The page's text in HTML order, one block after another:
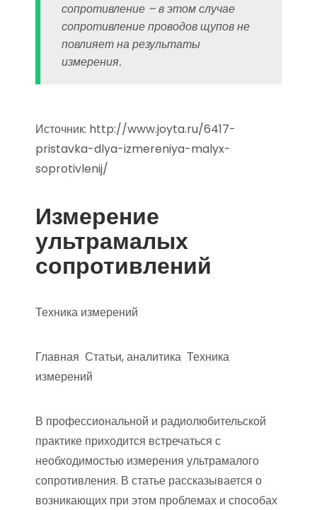
сопротивление – в этом случае
сопротивление проводов щупов не
повлияет на результаты
измерения.
Источник: http://www.joyta.ru/6417-
pristavka-dlya-izmereniya-malyx-
soprotivlenij/
Измерение
ультрамалых
сопротивлений
Техника измерений
Главная Статьи, аналитика Техника
измерений
В профессиональной и радиолюбительской
практике приходится встречаться с
необходимостью измерения ультрамалого
сопротивления. В статье рассказывается о
возникающих при этом проблемах и способах